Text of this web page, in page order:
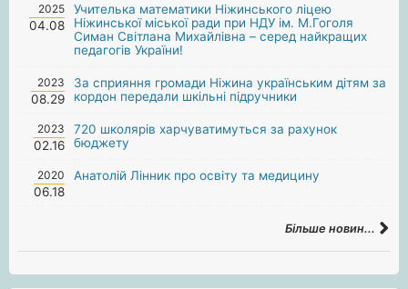
2025
04.08
Учителька математики Ніжинського ліцею
Ніжинської міської ради при НДУ ім. М.Гоголя
Симан Світлана Михайлівна – серед найкращих
педагогів України!
2023
08.29
За сприяння громади Ніжина українським дітям за
кордон передали шкільні підручники
2023
02.16
720 школярів харчуватимуться за рахунок
бюджету
2020
06.18
Анатолій Лінник про освіту та медицину
Більше новин...